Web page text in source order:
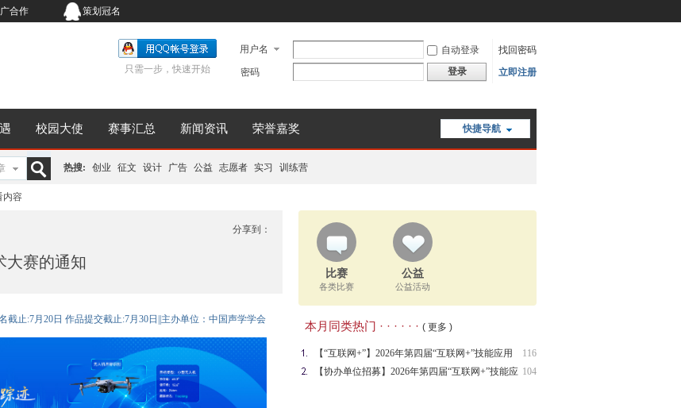
合作 策划冠名
用户名 自动登录
找回密码
密码
登录 立即注册
只需一步，快速开始
快捷导航
校园大使 赛事汇总 新闻资讯 荣誉嘉奖
索
热搜: 创业 征文 设计 广告 公益 志愿者 实习 训练营
内容
分享到：
大赛的通知
截止:7月20日 作品提交截止:7月30日||主办单位：中国声学学会
比赛
各类比赛
公益
公益活动
本月同类热门 · · · · · · ( 更多 )
116
【“互联网+”】2026年第四届“互联网+”技能应用
赛报名通知
104
【协办单位招募】2026年第四届“互联网+”技能应